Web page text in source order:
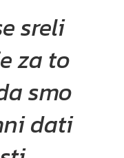
sreli
za to
smo
dati